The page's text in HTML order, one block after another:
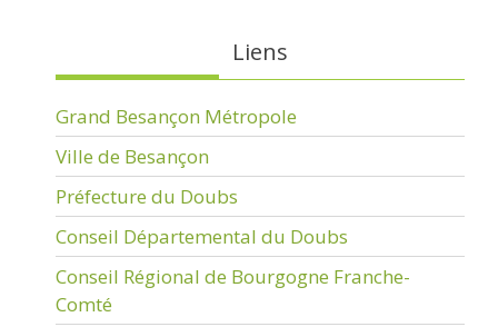
Liens
Grand Besançon Métropole
Ville de Besançon
Préfecture du Doubs
Conseil Départemental du Doubs
Conseil Régional de Bourgogne Franche-
Comté